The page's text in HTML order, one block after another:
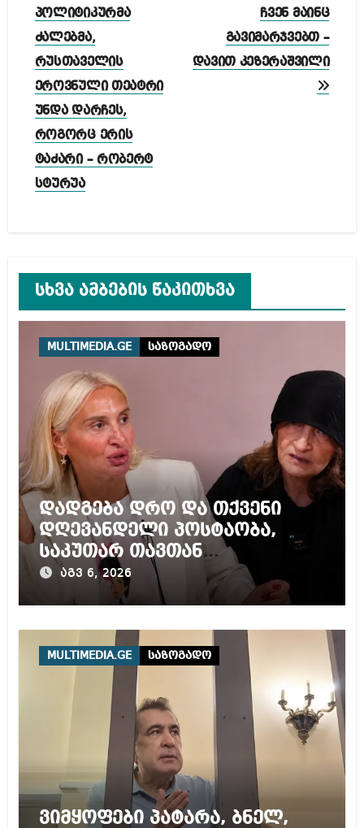
პოლიტიკურმა
ძალებმა,
რუსთაველის
ეროვნული თეატრი
უნდა დარჩეს,
როგორც ერის
ტაძარი – რობერტ
სტურუა
ჩვენ მაინც
გავიმარჯვებთ –
დავით კეზერაშვილი
სხვა ამბების წაკითხვა
MULTIMEDIA.GE საზოგადო
დადგება დრო და თქვენი
დღევანდელი პოსტაობა,
საკუთარ თავთან
შეგარცხვენთ – ეკა კუპატაძე
ნანუკა ჟორჟოლიანს
აგვ 6, 2026
MULTIMEDIA.GE საზოგადო
ვიმყოფები პატარა, ბნელ,